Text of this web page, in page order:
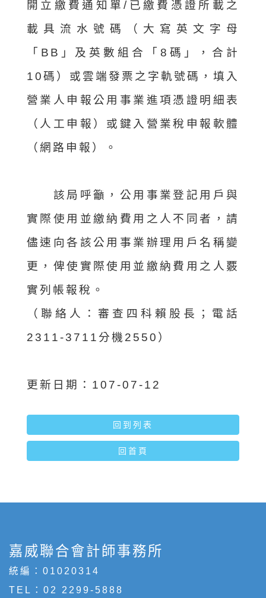
開立繳費通知單/已繳費憑證所載之
載具流水號碼（大寫英文字母
「BB」及英數組合「8碼」，合計
10碼）或雲端發票之字軌號碼，填入
營業人申報公用事業進項憑證明細表
（人工申報）或鍵入營業稅申報軟體
（網路申報）。
該局呼籲，公用事業登記用戶與
實際使用並繳納費用之人不同者，請
儘速向各該公用事業辦理用戶名稱變
更，俾使實際使用並繳納費用之人覈
實列帳報稅。
（聯絡人：審查四科賴股長；電話
2311-3711分機2550）
更新日期：107-07-12
回到列表
回首頁
嘉威聯合會計師事務所
統編：01020314
TEL： 02 2299-5888